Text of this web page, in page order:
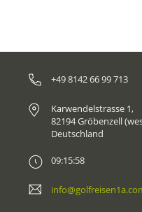
+49 8142 66 99 713
Karwendelstrasse 1,
82194 Gröbenzell
Deutschland
09:15:58